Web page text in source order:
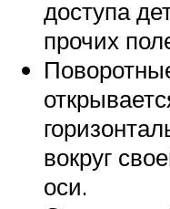
доступа
прочих
вокруг
оси.